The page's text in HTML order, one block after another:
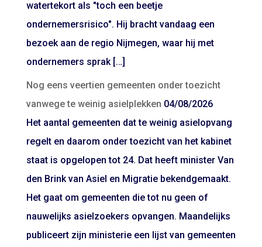
watertekort als "toch een beetje
ondernemersrisico". Hij bracht vandaag een
bezoek aan de regio Nijmegen, waar hij met
ondernemers sprak […]
Nog eens veertien gemeenten onder toezicht
vanwege te weinig asielplekken 04/08/2026
Het aantal gemeenten dat te weinig asielopvang
regelt en daarom onder toezicht van het kabinet
staat is opgelopen tot 24. Dat heeft minister Van
den Brink van Asiel en Migratie bekendgemaakt.
Het gaat om gemeenten die tot nu geen of
nauwelijks asielzoekers opvangen. Maandelijks
publiceert zijn ministerie een lijst van gemeenten